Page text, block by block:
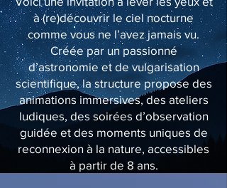
à (re)découvrir le ciel nocturne
comme vous ne l’avez jamais vu.
Créée par un passionné
d’astronomie et de vulgarisation
scientifique, la structure propose des
animations immersives, des ateliers
ludiques, des soirées d’observation
guidée et des moments uniques de
reconnexion à la nature, accessibles
à partir de 8 ans.